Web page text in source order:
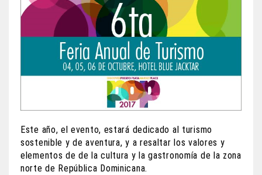
Este año, el evento, estará dedicado al turismo
sostenible y de aventura, y a resaltar los valores y
elementos de de la cultura y la gastronomía de la zona
norte de República Dominicana.